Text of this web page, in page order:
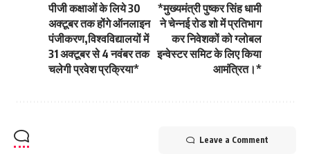
पीजी कक्षाओं के लिये 30
अक्टूबर तक होंगे ऑनलाइन
पंजीकरण,विश्वविद्यालयों में
31 अक्टूबर से 4 नवंबर तक
चलेगी प्रवेश प्रक्रिया*
*मुख्यमंत्री पुष्कर सिंह धामी
ने चेन्नई रोड शो में प्रतिभाग
कर निवेशकों को ग्लोबल
इन्वेस्टर समिट के लिए किया
आमंत्रित।*
Leave a Comment